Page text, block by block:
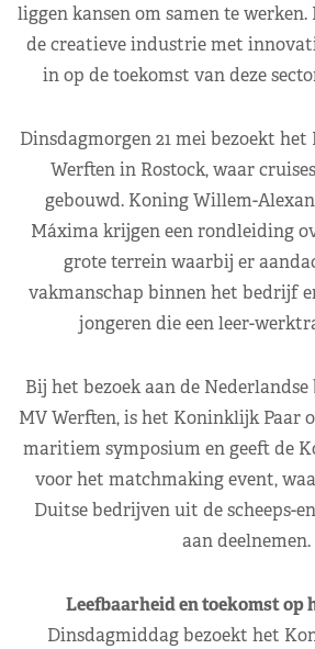
liggen kansen om samen te
de creatieve industrie met
in op de toekomst van deze
Dinsdagmorgen 21 mei bezoekt
Werften in Rostock, waar
gebouwd. Koning Willem-
Máxima krijgen een rondleiding
grote terrein waarbij er
vakmanschap binnen het bedrijf
jongeren die een leer-
Bij het bezoek aan de
MV Werften, is het Koninklijk Paar
maritiem symposium en geeft de
voor het matchmaking event,
Duitse bedrijven uit de scheeps-
aan deelnemen.
Leefbaarheid en toekomst op
Dinsdagmiddag bezoekt het